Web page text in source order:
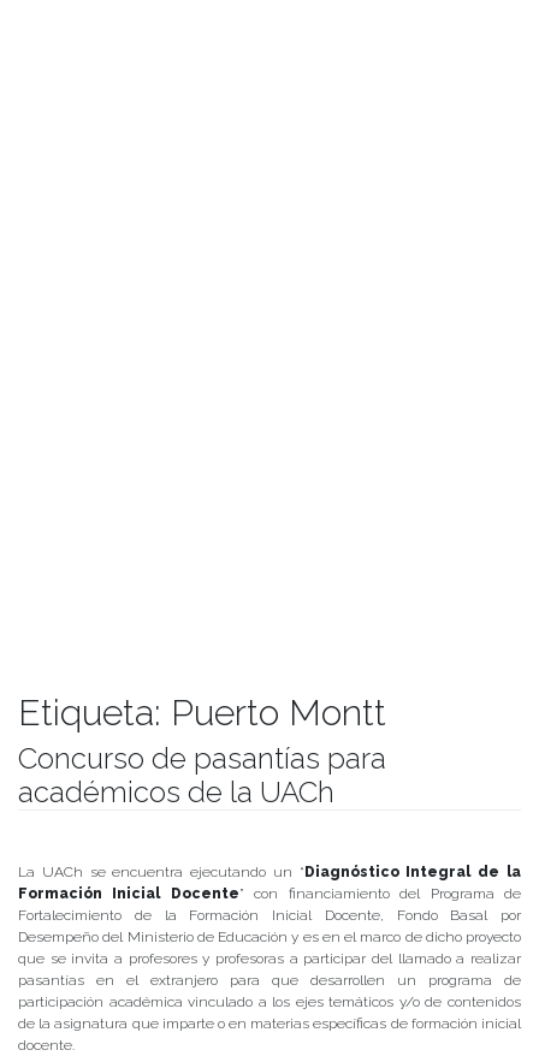
Etiqueta: Puerto Montt
Concurso de pasantías para
académicos de la UACh
La UACh se encuentra ejecutando un “ Diagnóstico Integral de la
Formación Inicial Docente” con financiamiento del Programa de
Fortalecimiento de la Formación Inicial Docente, Fondo Basal por
Desempeño del Ministerio de Educación y es en el marco de dicho proyecto
que se invita a profesores y profesoras a participar del llamado a realizar
pasantías en el extranjero para que desarrollen un programa de
participación académica vinculado a los ejes temáticos y/o de contenidos
de la asignatura que imparte o en materias específicas de formación inicial
docente.